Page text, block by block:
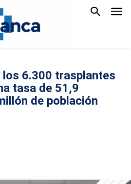
los 6.300 trasplantes
tasa de 51,9
de población